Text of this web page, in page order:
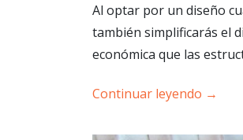
Al optar por un diseño
también simplificarás el
económica que las
Continuar leyendo →